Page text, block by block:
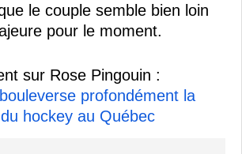
le couple semble bien loin
pour le moment.
sur Rose Pingouin :
profondément la
hockey au Québec